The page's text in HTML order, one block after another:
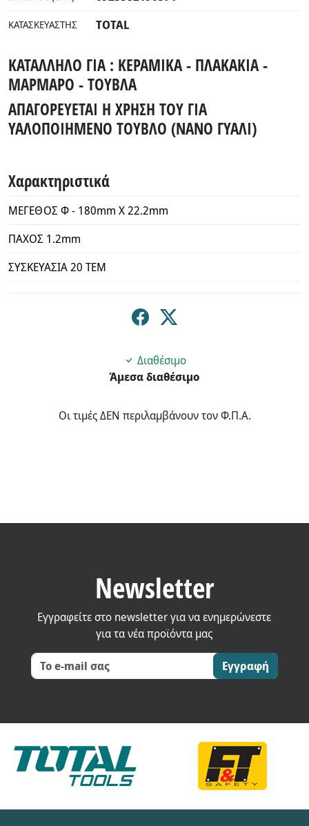
ΚΑΤΑΣΚΕΥΑΣΤΉΣ TOTAL
ΚΑΤΑΛΛΗΛΟ ΓΙΑ : ΚΕΡΑΜΙΚΑ - ΠΛΑΚΑΚΙΑ -
ΜΑΡΜΑΡΟ - ΤΟΥΒΛΑ
ΑΠΑΓΟΡΕΥΕΤΑΙ Η ΧΡΗΣΗ ΤΟΥ ΓΙΑ
ΥΑΛΟΠΟΙΗΜΕΝΟ ΤΟΥΒΛΟ (ΝΑΝΟ ΓΥΑΛΙ)
Χαρακτηριστικά
ΜΕΓΕΘΟΣ Φ - 180mm X 22.2mm
ΠΑΧΟΣ 1.2mm
ΣΥΣΚΕΥΑΣΙΑ 20 ΤΕΜ
Διαθέσιμο
Άμεσα διαθέσιμο
Οι τιμές ΔΕΝ περιλαμβάνουν τον Φ.Π.Α.
Newsletter
Εγγραφείτε στο newsletter για να ενημερώνεστε
για τα νέα προϊόντα μας
Εγγραφή